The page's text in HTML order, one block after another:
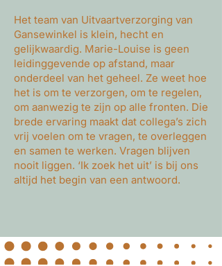
Het team van Uitvaartverzorging van
Gansewinkel is klein, hecht en
gelijkwaardig. Marie-Louise is geen
leidinggevende op afstand, maar
onderdeel van het geheel. Ze weet hoe
het is om te verzorgen, om te regelen,
om aanwezig te zijn op alle fronten. Die
brede ervaring maakt dat collega’s zich
vrij voelen om te vragen, te overleggen
en samen te werken. Vragen blijven
nooit liggen. ‘Ik zoek het uit’ is bij ons
altijd het begin van een antwoord.